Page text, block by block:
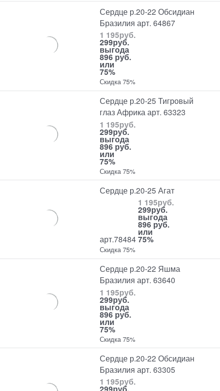
Сердце р.20-22 Обсидиан
Бразилия арт. 64867
1 195руб.
299руб.
выгода
896 руб.
или
75%
Скидка 75%
Сердце р.20-25 Тигровый
глаз Африка арт. 63323
1 195руб.
299руб.
выгода
896 руб.
или
75%
Скидка 75%
Сердце р.20-25 Агат
арт.78484
1 195руб.
299руб.
выгода
896 руб.
или
75%
Скидка 75%
Сердце р.20-22 Яшма
Бразилия арт. 63640
1 195руб.
299руб.
выгода
896 руб.
или
75%
Скидка 75%
Сердце р.20-22 Обсидиан
Бразилия арт. 63305
1 195руб.